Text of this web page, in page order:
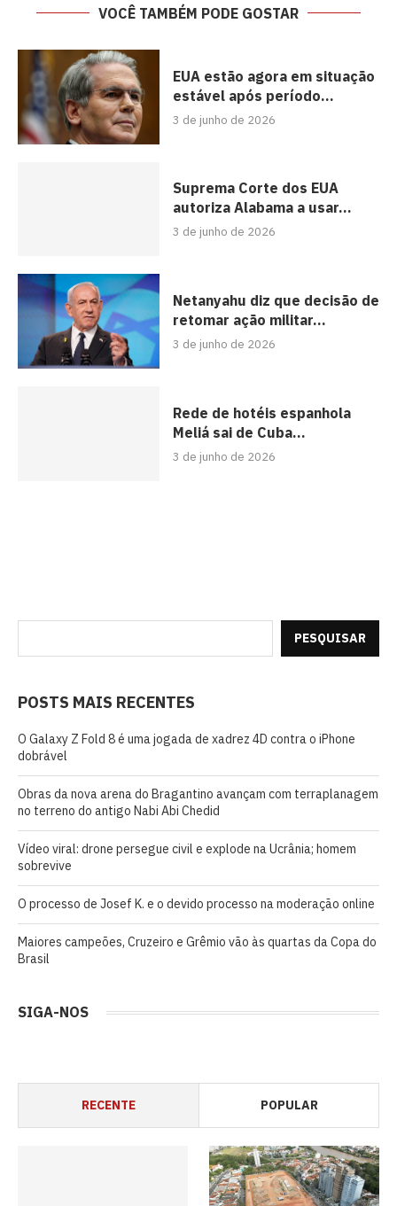
VOCÊ TAMBÉM PODE GOSTAR
EUA estão agora em situação
estável após período...
3 de junho de 2026
Suprema Corte dos EUA
autoriza Alabama a usar...
3 de junho de 2026
Netanyahu diz que decisão de
retomar ação militar...
3 de junho de 2026
Rede de hotéis espanhola
Meliá sai de Cuba...
3 de junho de 2026
PESQUISAR
POSTS MAIS RECENTES
O Galaxy Z Fold 8 é uma jogada de xadrez 4D contra o iPhone
dobrável
Obras da nova arena do Bragantino avançam com terraplanagem
no terreno do antigo Nabi Abi Chedid
Vídeo viral: drone persegue civil e explode na Ucrânia; homem
sobrevive
O processo de Josef K. e o devido processo na moderação online
Maiores campeões, Cruzeiro e Grêmio vão às quartas da Copa do
Brasil
SIGA-NOS
RECENTE POPULAR